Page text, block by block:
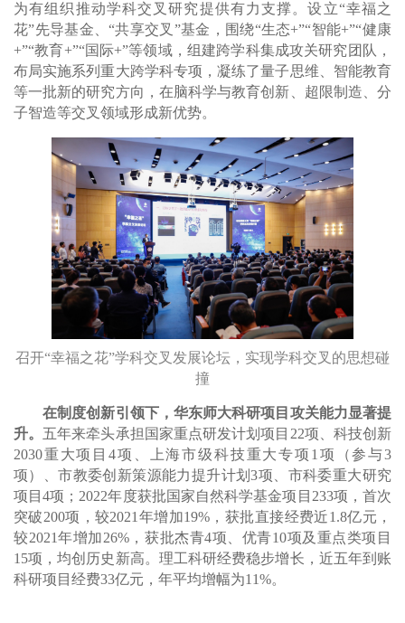
为有组织推动学科交叉研究提供有力支撑。设立“幸福之
花”先导基金、“共享交叉”基金，围绕“生态+”“智能+”“健康
+”“教育+”“国际+”等领域，组建跨学科集成攻关研究团队，
布局实施系列重大跨学科专项，凝练了量子思维、智能教育
等一批新的研究方向，在脑科学与教育创新、超限制造、分
子智造等交叉领域形成新优势。
召开“幸福之花”学科交叉发展论坛，实现学科交叉的思想碰
撞
在制度创新引领下，华东师大科研项目攻关能力显著提
升。 五年来牵头承担国家重点研发计划项目22项、科技创新
2030重大项目4项、上海市级科技重大专项1项（参与3
项）、市教委创新策源能力提升计划3项、市科委重大研究
项目4项；2022年度获批国家自然科学基金项目233项，首次
突破200项，较2021年增加19%，获批直接经费近1.8亿元，
较2021年增加26%，获批杰青4项、优青10项及重点类项目
15项，均创历史新高。理工科研经费稳步增长，近五年到账
科研项目经费33亿元，年平均增幅为11%。